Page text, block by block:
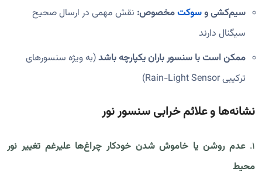
سیم‌کشی وسوکتمخصوص: نقش مهمی در ارسال صحیح
سیگنال دارند
ممکن است با سنسور باران یکپارچه باشد(به ویژه سنسورهای
ترکیبی Rain-Light Sensor)
نشانه‌ها و علائم خرابی سنسور نور
۱. عدم روشن یا خاموش شدن خودکار چراغ‌ها علیرغم تغییر نور
محیط